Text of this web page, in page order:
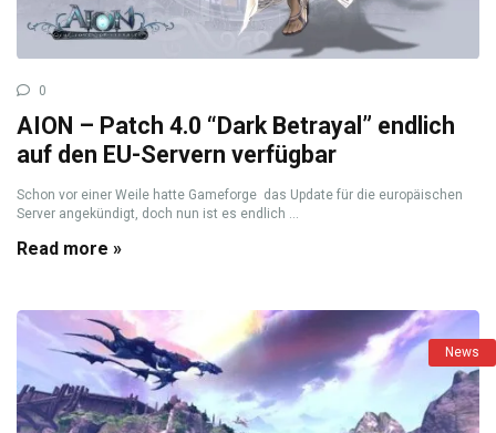
0
AION – Patch 4.0 “Dark Betrayal” endlich
auf den EU-Servern verfügbar
Schon vor einer Weile hatte Gameforge das Update für die europäischen
Server angekündigt, doch nun ist es endlich ...
Read more »
News